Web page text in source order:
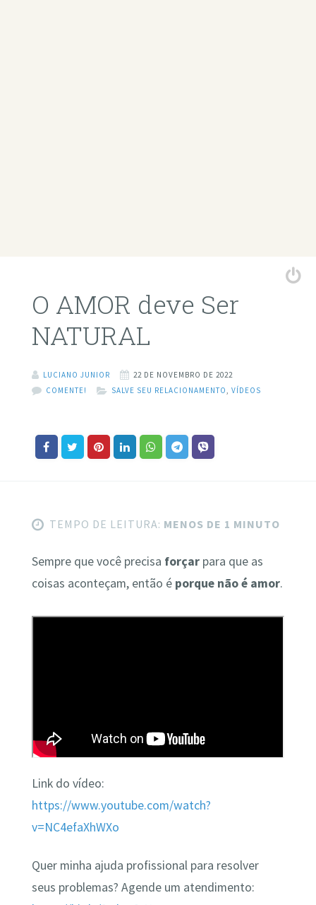
O AMOR deve Ser
NATURAL
LUCIANO JUNIOR
22 DE NOVEMBRO DE 2022
COMENTE!
SALVE SEU RELACIONAMENTO VÍDEOS
TEMPO DE LEITURA: MENOS DE 1 MINUTO
Sempre que você precisa forçarpara que as
coisas aconteçam, então é porque não é amor.
Link do vídeo:
https://www.youtube.com/watch?
v=NC4efaXhWXo
Quer minha ajuda profissional para resolver
seus problemas? Agende um atendimento: